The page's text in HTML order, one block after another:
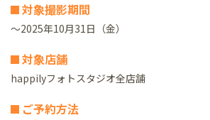
対象撮影期間
～2025年10月31日（金）
対象店舗
happilyフォトスタジオ全店舗
ご予約方法